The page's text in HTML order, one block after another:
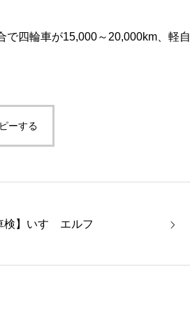
四輪車が15,000～20,000km、軽自
ーする
検】いすゞエルフ